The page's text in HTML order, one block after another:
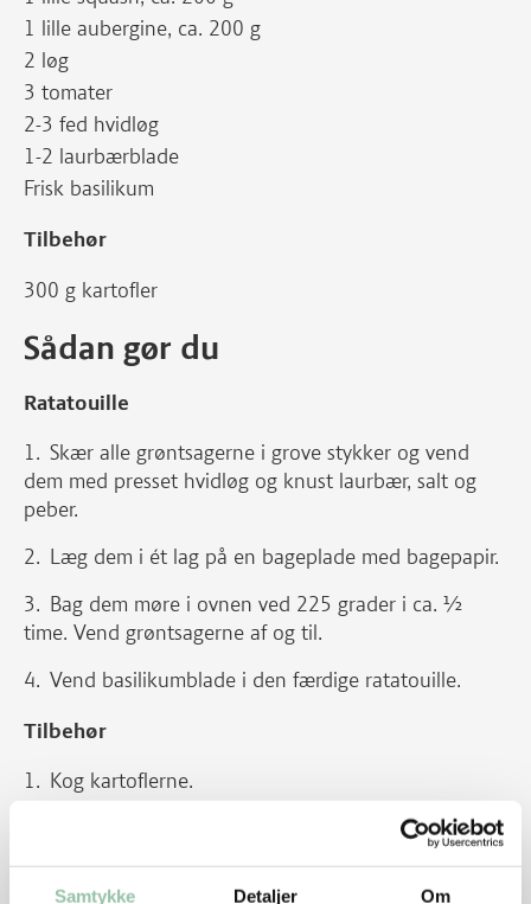
Samtykke Detaljer Om
1 lille aubergine, ca. 200 g
2 løg
3 tomater
2-3 fed hvidløg
1-2 laurbærblade
Frisk basilikum
Tilbehør
300 g kartofler
Sådan gør du
Ratatouille
Skær alle grøntsagerne i grove stykker og vend
dem med presset hvidløg og knust laurbær, salt og
peber.
Læg dem i ét lag på en bageplade med bagepapir.
Bag dem møre i ovnen ved 225 grader i ca. ½
time. Vend grøntsagerne af og til.
Vend basilikumblade i den færdige ratatouille.
Tilbehør
Kog kartoflerne.